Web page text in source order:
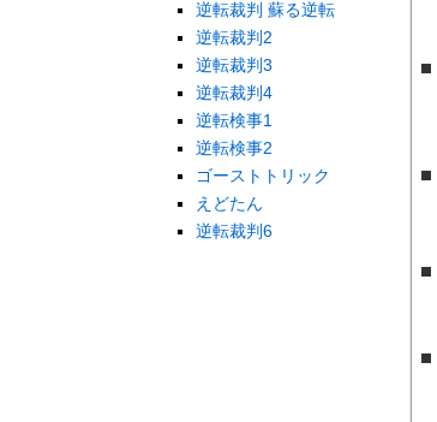
逆転裁判 蘇る逆転
逆転裁判2
逆転裁判3
逆転裁判4
逆転検事1
逆転検事2
ゴーストトリック
えどたん
逆転裁判6